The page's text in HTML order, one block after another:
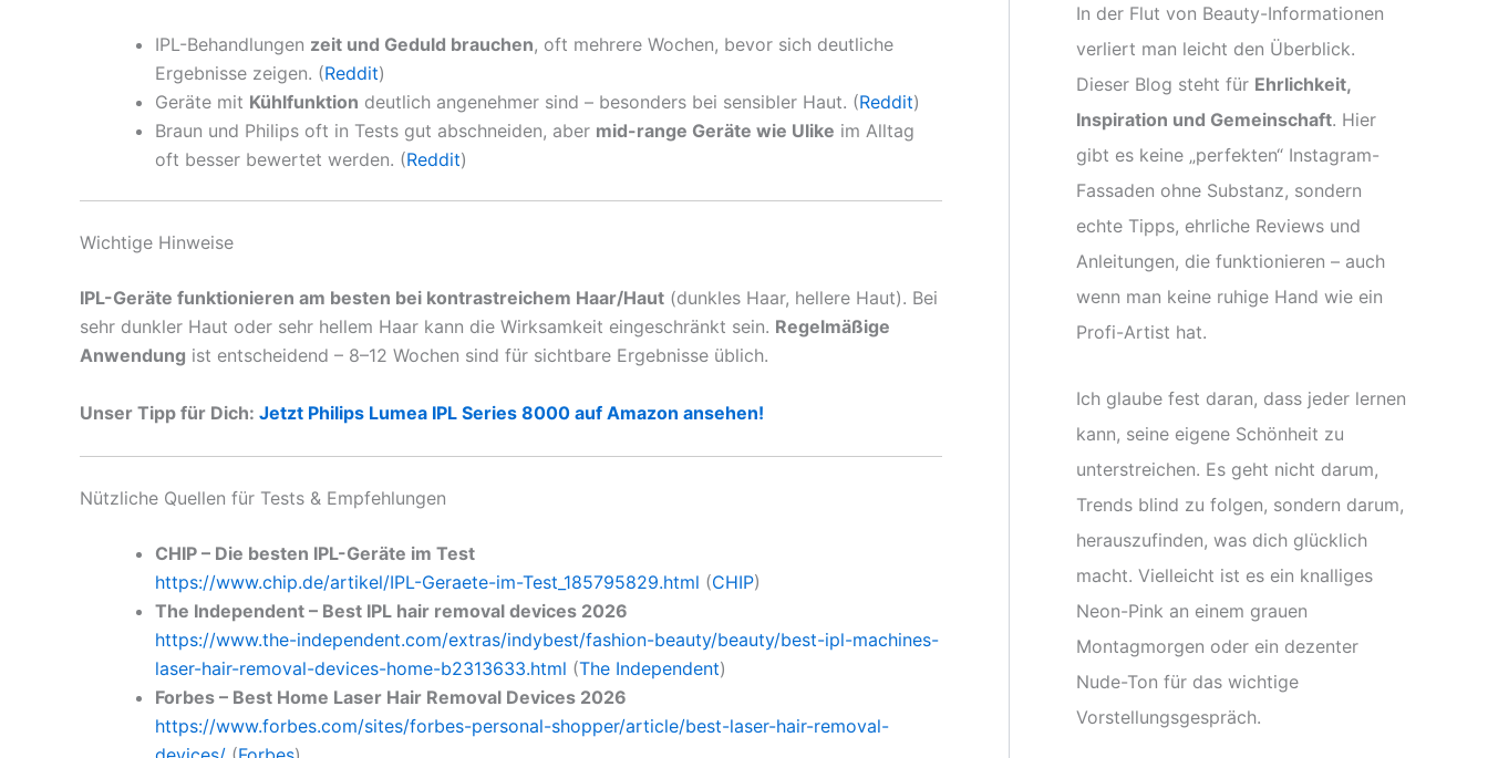
IPL-Behandlungen zeit und Geduld brauchen, oft mehrere Wochen, bevor sich deutliche
Ergebnisse zeigen. (Reddit)
Geräte mit Kühlfunktion deutlich angenehmer sind – besonders bei sensibler Haut. (Reddit)
Braun und Philips oft in Tests gut abschneiden, aber mid-range Geräte wie Ulike im Alltag
oft besser bewertet werden. (Reddit)
Wichtige Hinweise
IPL-Geräte funktionieren am besten bei kontrastreichem Haar/Haut (dunkles Haar, hellere Haut). Bei
sehr dunkler Haut oder sehr hellem Haar kann die Wirksamkeit eingeschränkt sein. Regelmäßige
Anwendung ist entscheidend – 8–12 Wochen sind für sichtbare Ergebnisse üblich.
Unser Tipp für Dich: Jetzt Philips Lumea IPL Series 8000 auf Amazon ansehen!
Nützliche Quellen für Tests & Empfehlungen
CHIP – Die besten IPL-Geräte im Test
https://www.chip.de/artikel/IPL-Geraete-im-Test_185795829.html (CHIP)
The Independent – Best IPL hair removal devices 2026
https://www.the-independent.com/extras/indybest/fashion-beauty/beauty/best-ipl-machines-
laser-hair-removal-devices-home-b2313633.html (The Independent)
Forbes – Best Home Laser Hair Removal Devices 2026
https://www.forbes.com/sites/forbes-personal-shopper/article/best-laser-hair-removal-
In der Flut von Beauty-Informationen
verliert man leicht den Überblick.
Dieser Blog steht für Ehrlichkeit,
Inspiration und Gemeinschaft. Hier
gibt es keine „perfekten“ Instagram-
Fassaden ohne Substanz, sondern
echte Tipps, ehrliche Reviews und
Anleitungen, die funktionieren – auch
wenn man keine ruhige Hand wie ein
Profi-Artist hat.
Ich glaube fest daran, dass jeder lernen
kann, seine eigene Schönheit zu
unterstreichen. Es geht nicht darum,
Trends blind zu folgen, sondern darum,
herauszufinden, was dich glücklich
macht. Vielleicht ist es ein knalliges
Neon-Pink an einem grauen
Montagmorgen oder ein dezenter
Nude-Ton für das wichtige
Vorstellungsgespräch.